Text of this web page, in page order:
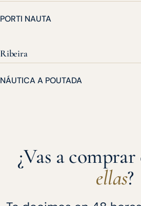
PORTI NAUTA
Ribeira
NÁUTICA A POUTADA
¿Vas a
ellas?